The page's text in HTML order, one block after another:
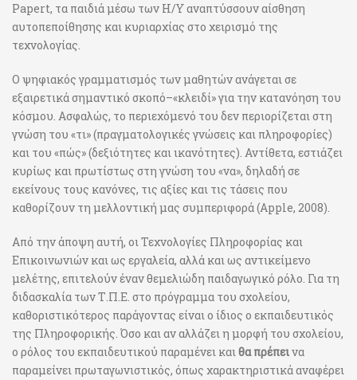
Papert, τα παιδιά μέσω των Η/Υ αναπτύσσουν αίσθηση
αυτοπεποίθησης και κυριαρχίας στο χειρισμό της
τεχνολογίας.
O ψηφιακός γραμματισμός των μαθητών ανάγεται σε
εξαιρετικά σημαντικό σκοπό–«κλειδί» για την κατανόηση του
κόσμου. Ασφαλώς, το περιεχόμενό του δεν περιορίζεται στη
γνώση του «τι» (πραγματολογικές γνώσεις και πληροφορίες)
και του «πώς» (δεξιότητες και ικανότητες). Αντίθετα, εστιάζει
κυρίως και πρωτίστως στη γνώση του «να», δηλαδή σε
εκείνους τους κανόνες, τις αξίες και τις τάσεις που
καθορίζουν τη μελλοντική μας συμπεριφορά (Apple, 2008).
Από την άποψη αυτή, οι Τεχνολογίες Πληροφορίας και
Επικοινωνιών και ως εργαλεία, αλλά και ως αντικείμενο
μελέτης, επιτελούν έναν θεμελιώδη παιδαγωγικό ρόλο. Για τη
διδασκαλία των Τ.Π.Ε. στο πρόγραμμα του σχολείου,
καθοριστικότερος παράγοντας είναι ο ίδιος ο εκπαιδευτικός
της Πληροφορικής. Όσο και αν αλλάζει η μορφή του σχολείου,
ο ρόλος του εκπαιδευτικού παραμένει καιθα πρέπεινα
παραμείνει πρωταγωνιστικός, όπως χαρακτηριστικά αναφέρει